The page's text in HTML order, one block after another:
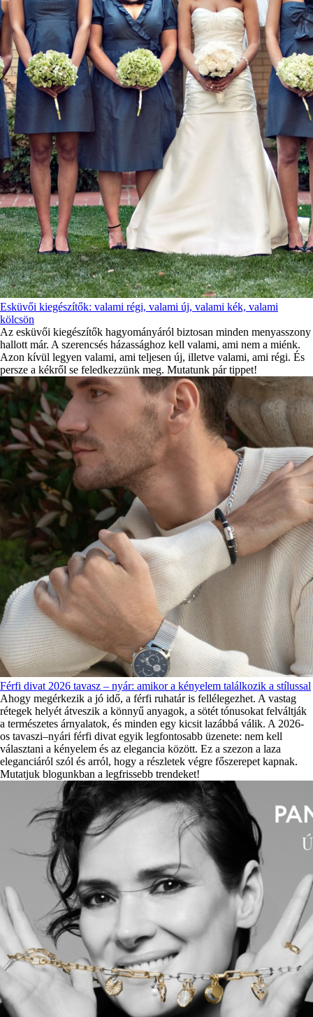
Esküvői kiegészítők: valami régi, valami új, valami kék, valami
kölcsön
Az esküvői kiegészítők hagyományáról biztosan minden menyasszony
hallott már. A szerencsés házassághoz kell valami, ami nem a miénk.
Azon kívül legyen valami, ami teljesen új, illetve valami, ami régi. És
persze a kékről se feledkezzünk meg. Mutatunk pár tippet!
Férfi divat 2026 tavasz – nyár: amikor a kényelem találkozik a stílussal
Ahogy megérkezik a jó idő, a férfi ruhatár is fellélegezhet. A vastag
rétegek helyét átveszik a könnyű anyagok, a sötét tónusokat felváltják
a természetes árnyalatok, és minden egy kicsit lazábbá válik. A 2026-
os tavaszi–nyári férfi divat egyik legfontosabb üzenete: nem kell
választani a kényelem és az elegancia között. Ez a szezon a laza
eleganciáról szól és arról, hogy a részletek végre főszerepet kapnak.
Mutatjuk blogunkban a legfrissebb trendeket!